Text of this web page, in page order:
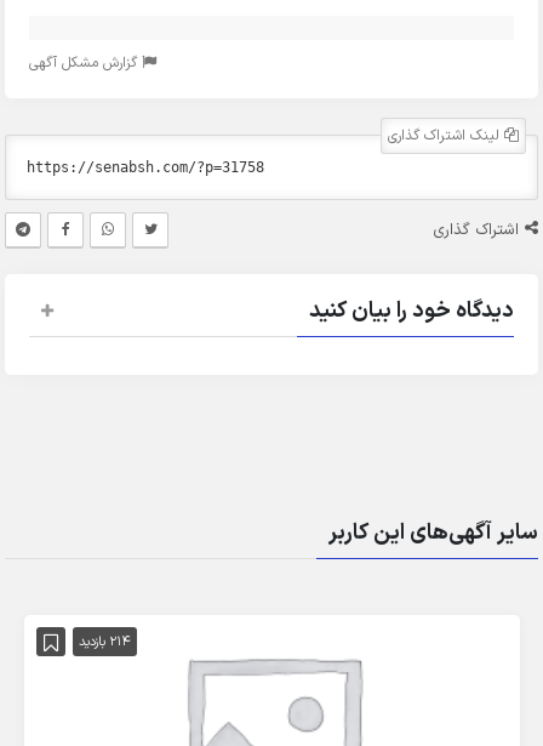
گزارش مشکل آگهی
لینک اشتراک گذاری
اشتراک گذاری
دیدگاه خود را بیان کنید
سایر آگهی‌های این کاربر
214 بازدید